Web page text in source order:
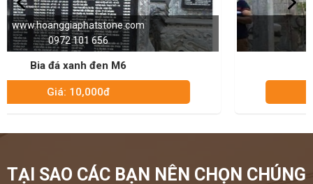
www.hoanggiaphatstone.com
0972 101 656
TẠI SAO CÁC BẠN NÊN CHỌN CHÚNG